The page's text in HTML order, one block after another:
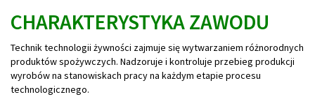
CHARAKTERYSTYKA ZAWODU
Technik technologii żywności zajmuje się wytwarzaniem różnorodnych
produktów spożywczych. Nadzoruje i kontroluje przebieg produkcji
wyrobów na stanowiskach pracy na każdym etapie procesu
technologicznego.